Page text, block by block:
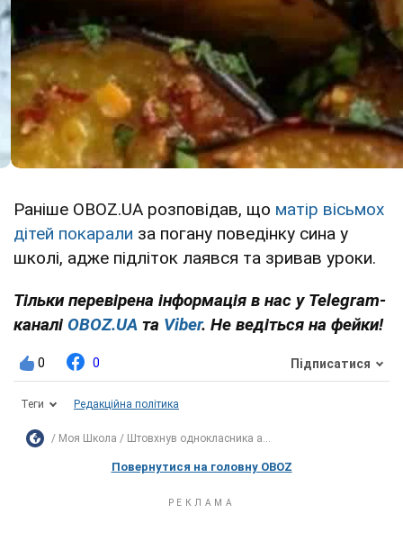
Раніше OBOZ.UA розповідав, що матір вісьмох
дітей покарали за погану поведінку сина у
школі, адже підліток лаявся та зривав уроки.
Тільки перевірена інформація в нас у Telegram-
каналі OBOZ.UA та Viber. Не ведіться на фейки!
0 0 Підписатися
Теги Редакційна політика
Моя Школа Штовхнув однокласника а...
Повернутися на головну OBOZ